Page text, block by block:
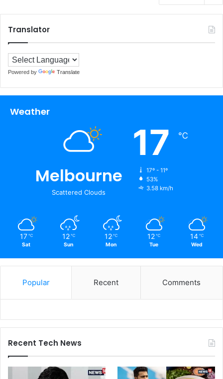
Translator
Powered by Translate
Weather
Melbourne
Scattered Clouds
17 ℃
17º - 11º
53%
3.58 km/h
17 ℃
Sat
12 ℃
Sun
12 ℃
Mon
12 ℃
Tue
14 ℃
Wed
Popular Recent Comments
Recent Tech News